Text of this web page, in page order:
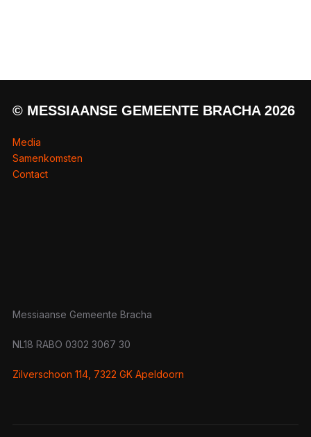
© MESSIAANSE GEMEENTE BRACHA 2026
Media
Samenkomsten
Contact
Messiaanse Gemeente Bracha
NL18 RABO 0302 3067 30
Zilverschoon 114, 7322 GK Apeldoorn